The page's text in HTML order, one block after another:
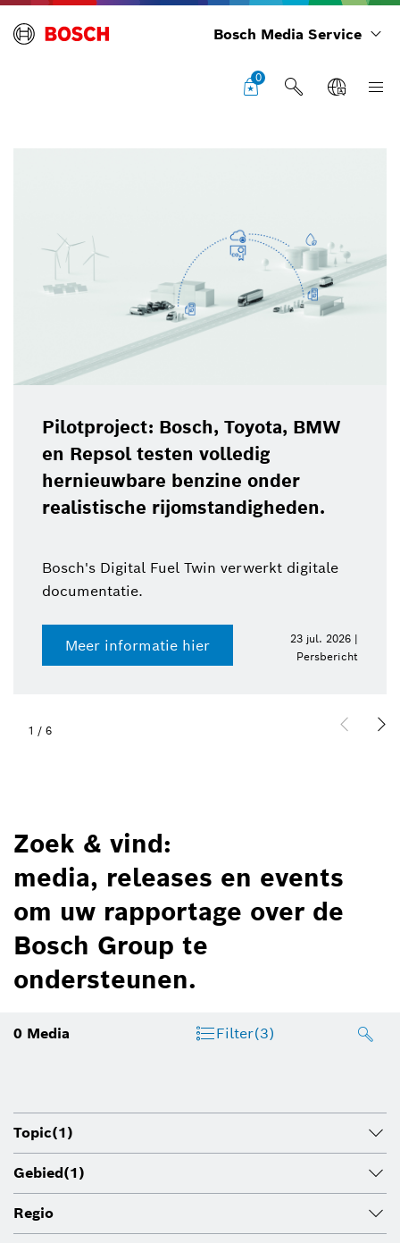
Bosch Media Service
0
Pilotproject: Bosch, Toyota, BMW
en Repsol testen volledig
hernieuwbare benzine onder
realistische rijomstandigheden.
Bosch's Digital Fuel Twin verwerkt digitale
documentatie.
Meer informatie hier
23 jul. 2026 |
Persbericht
1 / 6
Zoek & vind:
media, releases en events
om uw rapportage over de
Bosch Group te
ondersteunen.
0 Media Filter(3)
Topic(1)
Gebied(1)
Regio